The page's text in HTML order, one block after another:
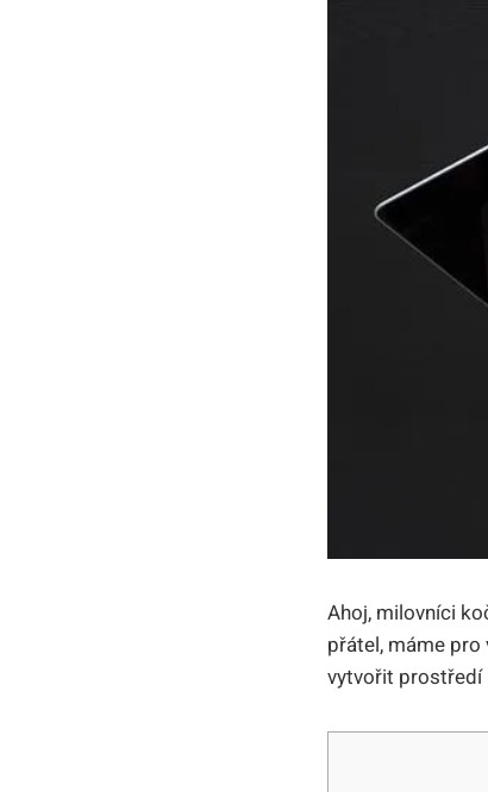
Ahoj, milovníci
přátel, máme pro
vytvořit prostředí